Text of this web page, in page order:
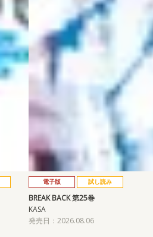
電子版 試し読み
BREAK BACK 第25巻
KASA
発売日：2026.08.06